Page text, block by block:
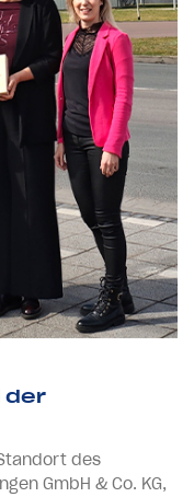
der
des
GmbH & Co. KG,